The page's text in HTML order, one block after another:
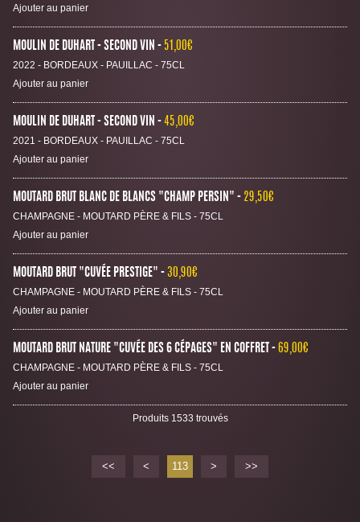
Ajouter au panier
MOULIN DE DUHART - SECOND VIN 51,00€
2022 - BORDEAUX - PAUILLAC - 75CL
Ajouter au panier
MOULIN DE DUHART - SECOND VIN 45,00€
2021 - BORDEAUX - PAUILLAC - 75CL
Ajouter au panier
MOUTARD BRUT BLANC DE BLANCS "CHAMP PERSIN" 29,50€
CHAMPAGNE - MOUTARD PÈRE & FILS - 75CL
Ajouter au panier
MOUTARD BRUT "CUVÉE PRESTIGE" 30,90€
CHAMPAGNE - MOUTARD PÈRE & FILS - 75CL
Ajouter au panier
MOUTARD BRUT NATURE "CUVÉE DES 6 CÉPAGES" EN COFFRET 69,00€
CHAMPAGNE - MOUTARD PÈRE & FILS - 75CL
Ajouter au panier
Produits 1533 trouvés
<< < 113 > >>